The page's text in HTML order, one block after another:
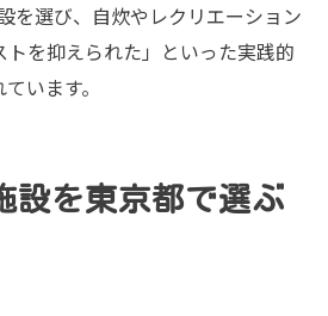
を選び、自炊やレクリエーション
トを抑えられた」といった実践的
います。
設を東京都で選ぶ